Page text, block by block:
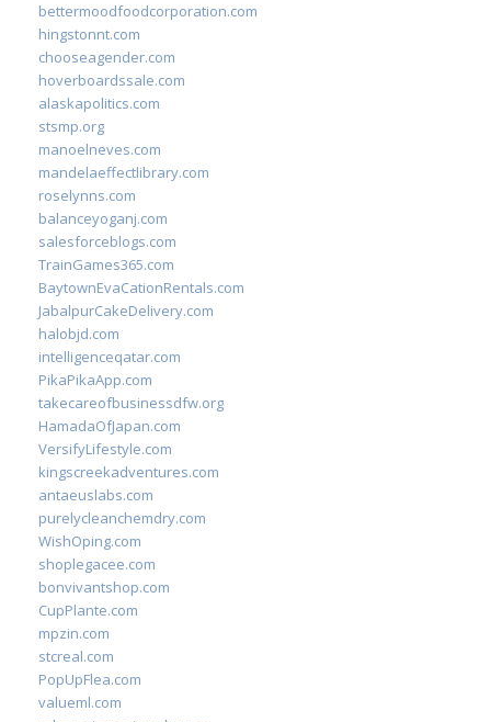
bettermoodfoodcorporation.com
hingstonnt.com
chooseagender.com
hoverboardssale.com
alaskapolitics.com
stsmp.org
manoelneves.com
mandelaeffectlibrary.com
roselynns.com
balanceyoganj.com
salesforceblogs.com
TrainGames365.com
BaytownEvaCationRentals.com
JabalpurCakeDelivery.com
halobjd.com
intelligenceqatar.com
PikaPikaApp.com
takecareofbusinessdfw.org
HamadaOfJapan.com
VersifyLifestyle.com
kingscreekadventures.com
antaeuslabs.com
purelycleanchemdry.com
WishOping.com
shoplegacee.com
bonvivantshop.com
CupPlante.com
mpzin.com
stcreal.com
PopUpFlea.com
valueml.com